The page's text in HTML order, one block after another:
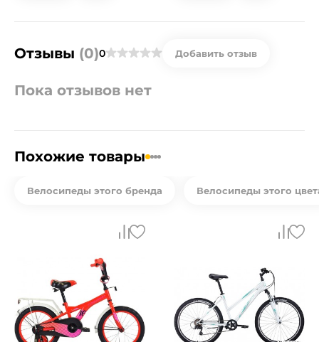
Отзывы (0)0 Добавить отзыв
Пока отзывов нет
Похожие товары
Велосипеды этого бренда Велосипеды этого